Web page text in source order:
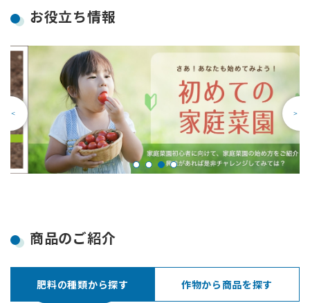
お役立ち情報
商品のご紹介
肥料の種類から探す 作物から商品を探す